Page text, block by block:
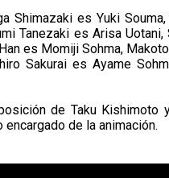
Shimazaki es Yuki
Tanezaki es Arisa
es Momiji Sohma,
Sakurai es Ayame
de Taku Kishimoto
de la animación.